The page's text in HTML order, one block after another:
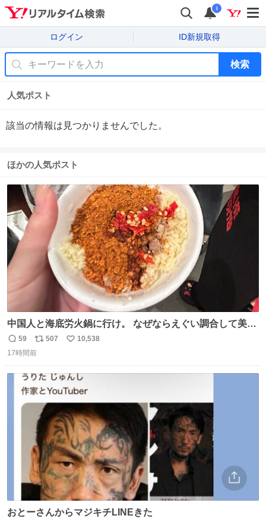
i
ログイン ID新規取得
検索
人気ポスト
該当の情報は見つかりませんでした。
ほかの人気ポスト
中国人と海底労火鍋に行け。 なぜならえぐい調合して美味
しすぎる ソースを作ってくれるから。
返
信
59
リ
ポ
ト
数
507
い
数
10,538
17時間前
おとーさんからマジキチLINEきた